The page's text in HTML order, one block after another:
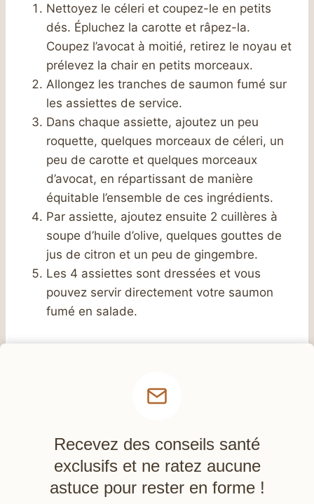
Nettoyez le céleri et coupez-le en petits
dés. Épluchez la carotte et râpez-la.
Coupez l’avocat à moitié, retirez le noyau et
prélevez la chair en petits morceaux.
Allongez les tranches de saumon fumé sur
les assiettes de service.
Dans chaque assiette, ajoutez un peu
roquette, quelques morceaux de céleri, un
peu de carotte et quelques morceaux
d’avocat, en répartissant de manière
équitable l’ensemble de ces ingrédients.
Par assiette, ajoutez ensuite 2 cuillères à
soupe d’huile d’olive, quelques gouttes de
jus de citron et un peu de gingembre.
Les 4 assiettes sont dressées et vous
pouvez servir directement votre saumon
fumé en salade.
Recevez des conseils santé
exclusifs et ne ratez aucune
astuce pour rester en forme !